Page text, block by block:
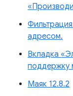
адресом.
Вкладка
поддержку
Маяк 12.8.2